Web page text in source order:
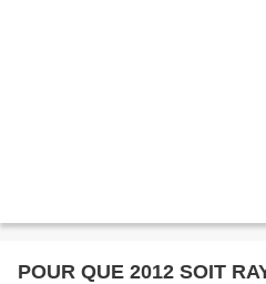
POUR QUE 2012 SOIT